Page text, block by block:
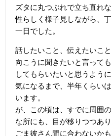
ズタに丸つぶれで立ち直れ
性らしく様子見しながら、
一日でした。
話したいこと、伝えたいこ
向こうに聞きたいと言って
してもらいたいと思うよう
気になるまで、半年くらい
います。
が、この頃は、すでに周囲
な所にも、目が移りつつあり
ごま彼さん間に合わないか